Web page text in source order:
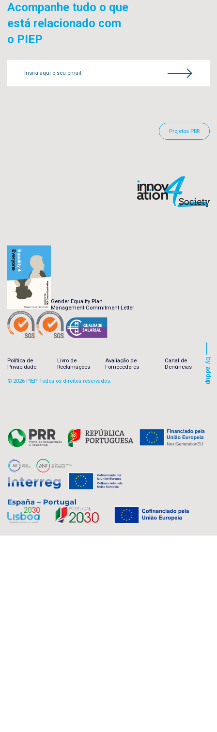
Acompanhe tudo o que
está relacionado com
o PIEP
Insira aqui o seu email
Projetos PRR
Gender Equality Plan
Management Commitment Letter
Política de
Privacidade
Livro de
Reclamações
Avaliação de
Fornecedores
Canal de
Denúncias
© 2026 PIEP. Todos os direitos reservados.
by
addup